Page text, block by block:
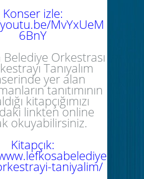
Konser izle:
MvYxUeM
6BnY
Orkestrası
Tanıyalım
yer alan
tanıtımının
kitapçığımızı
linkten online
okuyabilirsiniz.
Kitapçık:
taniyalim/